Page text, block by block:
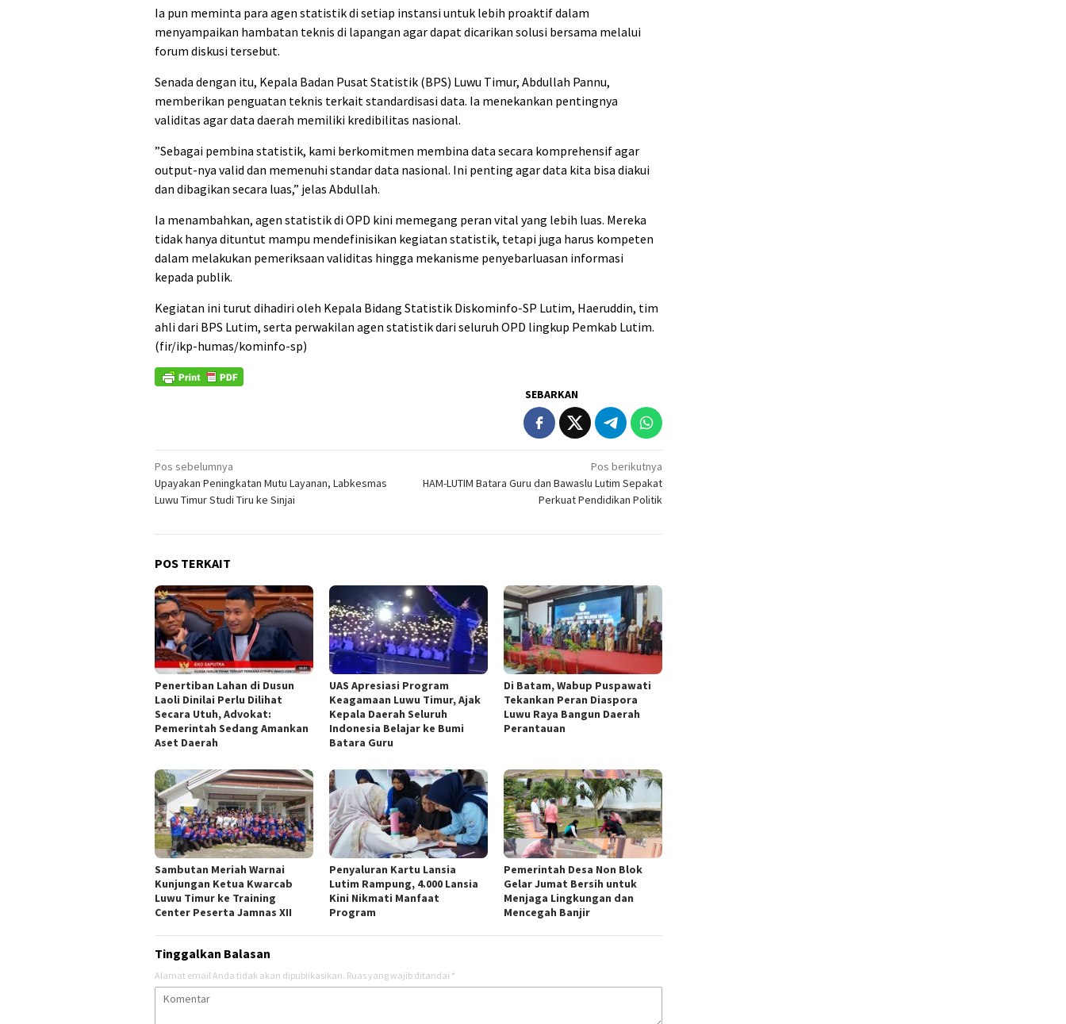
Ia pun meminta para agen statistik di setiap instansi untuk lebih proaktif dalam
menyampaikan hambatan teknis di lapangan agar dapat dicarikan solusi bersama melalui
forum diskusi tersebut.
‎Senada dengan itu, Kepala Badan Pusat Statistik (BPS) Luwu Timur, Abdullah Pannu,
memberikan penguatan teknis terkait standardisasi data. Ia menekankan pentingnya
validitas agar data daerah memiliki kredibilitas nasional.
‎”Sebagai pembina statistik, kami berkomitmen membina data secara komprehensif agar
output-nya valid dan memenuhi standar data nasional. Ini penting agar data kita bisa diakui
dan dibagikan secara luas,” jelas Abdullah.
‎Ia menambahkan, agen statistik di OPD kini memegang peran vital yang lebih luas. Mereka
tidak hanya dituntut mampu mendefinisikan kegiatan statistik, tetapi juga harus kompeten
dalam melakukan pemeriksaan validitas hingga mekanisme penyebarluasan informasi
kepada publik.
‎Kegiatan ini turut dihadiri oleh Kepala Bidang Statistik Diskominfo-SP Lutim, Haeruddin, tim
ahli dari BPS Lutim, serta perwakilan agen statistik dari seluruh OPD lingkup Pemkab Lutim.
(fir/ikp-humas/kominfo-sp)
SEBARKAN
Navigasi
pos
Pos sebelumnya
Upayakan Peningkatan Mutu Layanan, Labkesmas
Luwu Timur Studi Tiru ke Sinjai
Pos berikutnya
HAM-LUTIM Batara Guru dan Bawaslu Lutim Sepakat
Perkuat Pendidikan Politik
POS TERKAIT
Penertiban Lahan di Dusun
Laoli Dinilai Perlu Dilihat
Secara Utuh, Advokat:
Pemerintah Sedang Amankan
Aset Daerah
UAS Apresiasi Program
Keagamaan Luwu Timur, Ajak
Kepala Daerah Seluruh
Indonesia Belajar ke Bumi
Batara Guru
Di Batam, Wabup Puspawati
Tekankan Peran Diaspora
Luwu Raya Bangun Daerah
Perantauan
Sambutan Meriah Warnai
Kunjungan Ketua Kwarcab
Luwu Timur ke Training
Center Peserta Jamnas XII
Penyaluran Kartu Lansia
Lutim Rampung, 4.000 Lansia
Kini Nikmati Manfaat
Program
Pemerintah Desa Non Blok
Gelar Jumat Bersih untuk
Menjaga Lingkungan dan
Mencegah Banjir
Tinggalkan Balasan
Alamat email Anda tidak akan dipublikasikan. Ruas yang wajib ditandai *